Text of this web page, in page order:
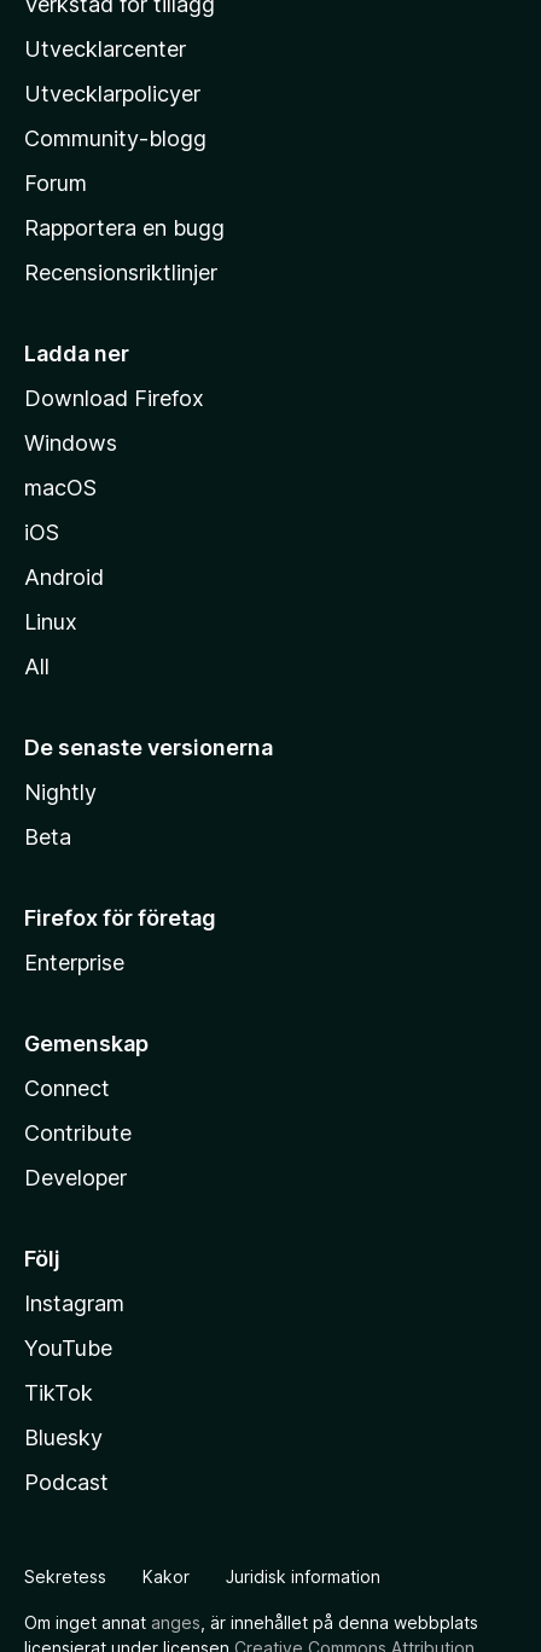
z
i
l
a
s
h
m
i
a
Utvecklarcenter
Utvecklarpolicyer
Community-blogg
Forum
Rapportera en bugg
Recensionsriktlinjer
Ladda ner
Download Firefox
Windows
macOS
iOS
Android
Linux
All
De senaste versionerna
Nightly
Beta
Firefox för företag
Enterprise
Gemenskap
Connect
Contribute
Developer
Följ
Instagram
YouTube
TikTok
Bluesky
Podcast
Sekretess Kakor Juridisk information
Om inget annat anges , är innehållet på denna webbplats
licensierat under licensen Creative Commons Attribution